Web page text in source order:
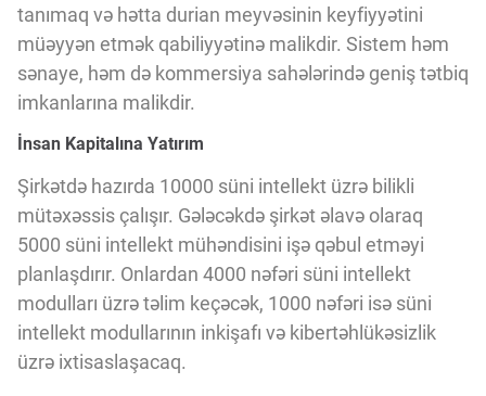
tanımaq və hətta durian meyvəsinin keyfiyyətini
müəyyən etmək qabiliyyətinə malikdir. Sistem həm
sənaye, həm də kommersiya sahələrində geniş tətbiq
imkanlarına malikdir.
İnsan Kapitalına Yatırım
Şirkətdə hazırda 10000 süni intellekt üzrə bilikli
mütəxəssis çalışır. Gələcəkdə şirkət əlavə olaraq
5000 süni intellekt mühəndisini işə qəbul etməyi
planlaşdırır. Onlardan 4000 nəfəri süni intellekt
modulları üzrə təlim keçəcək, 1000 nəfəri isə süni
intellekt modullarının inkişafı və kibertəhlükəsizlik
üzrə ixtisaslaşacaq.